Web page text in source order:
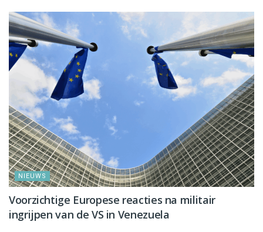
NIEUWS
Voorzichtige Europese reacties na militair
ingrijpen van de VS in Venezuela